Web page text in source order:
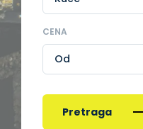
CENA
Pretraga